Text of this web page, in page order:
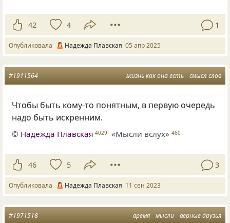
42 4 1
Опубликовала Надежда Плавская 05 апр 2025
жизнь как она есть смысл слов
#1911564
Чтобы быть кому-то понятным, в первую очередь
надо быть искренним.
© Надежда Плавская 4029 «Мысли вслух» 460
46 5 3
Опубликовала Надежда Плавская 11 сен 2023
время мысли верные друзья
#1971518